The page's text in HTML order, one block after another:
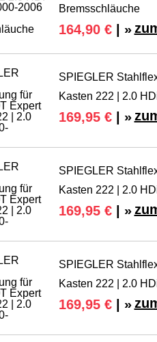
Bremsschläuche
164,90 €| »
SPIEGLER
Kasten 222 | 2.0
169,95 €| »
SPIEGLER
Kasten 222 | 2.0
169,95 €| »
SPIEGLER
Kasten 222 | 2.0
169,95 €| »